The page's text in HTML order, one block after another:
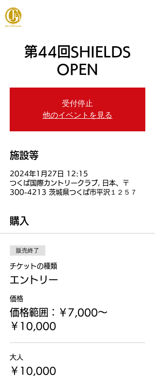
第44回SHIELDS
OPEN
受付停止
他のイベントを見る
施設等
2024年1月27日 12:15
つくば国際カントリークラブ, 日本、〒
300-4213 茨城県つくば市平沢１２５７
購入
販売終了
チケットの種類
エントリー
価格
価格範囲：￥7,000〜
￥10,000
大人
￥10,000